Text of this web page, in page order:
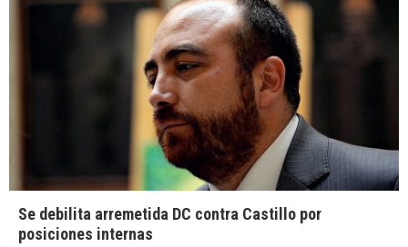
Se debilita arremetida DC contra Castillo por
posiciones internas